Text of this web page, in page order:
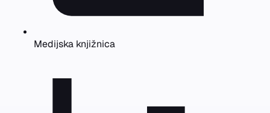
Medijska knjižnica